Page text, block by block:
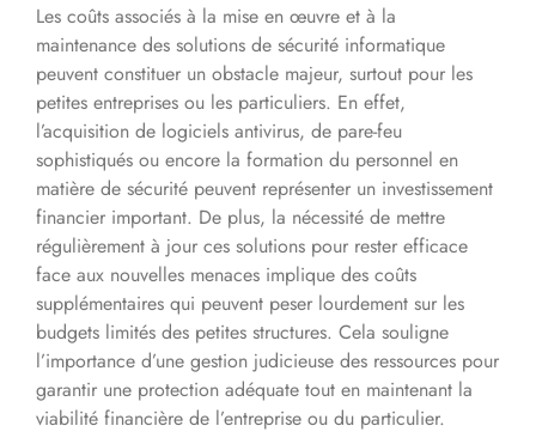
Les coûts associés à la mise en œuvre et à la
maintenance des solutions de sécurité informatique
peuvent constituer un obstacle majeur, surtout pour les
petites entreprises ou les particuliers. En effet,
l’acquisition de logiciels antivirus, de pare-feu
sophistiqués ou encore la formation du personnel en
matière de sécurité peuvent représenter un investissement
financier important. De plus, la nécessité de mettre
régulièrement à jour ces solutions pour rester efficace
face aux nouvelles menaces implique des coûts
supplémentaires qui peuvent peser lourdement sur les
budgets limités des petites structures. Cela souligne
l’importance d’une gestion judicieuse des ressources pour
garantir une protection adéquate tout en maintenant la
viabilité financière de l’entreprise ou du particulier.